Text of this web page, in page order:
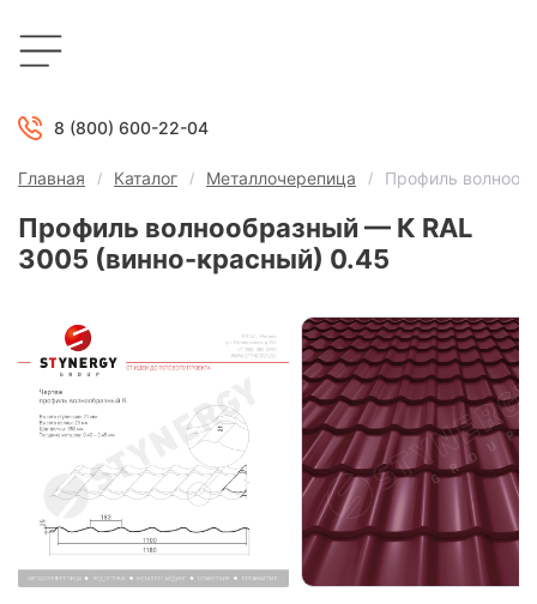
8 (800) 600-22-04
Главная Каталог Металлочерепица Профиль
Профиль волнообразный — К RAL
3005 (винно-красный) 0.45